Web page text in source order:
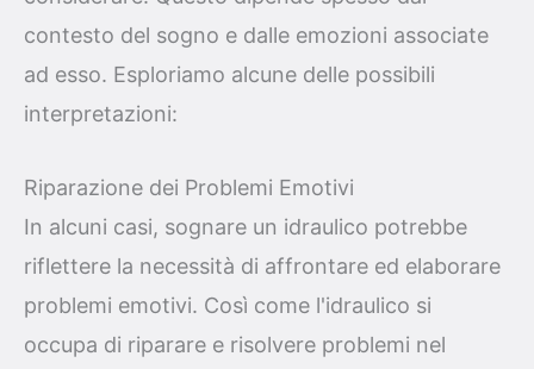
contesto del sogno e dalle emozioni associate
ad esso. Esploriamo alcune delle possibili
interpretazioni:
Riparazione dei Problemi Emotivi
In alcuni casi, sognare un idraulico potrebbe
riflettere la necessità di affrontare ed elaborare
problemi emotivi. Così come l'idraulico si
occupa di riparare e risolvere problemi nel